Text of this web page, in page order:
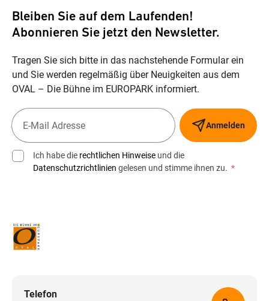
Bleiben Sie auf dem Laufenden!
Abonnieren Sie jetzt den Newsletter.
Tragen Sie sich bitte in das nachstehende Formular ein
und Sie werden regelmäßig über Neuigkeiten aus dem
OVAL – Die Bühne im EUROPARK informiert.
Anmelden
Ich habe die rechtlichen Hinweise und die
Datenschutzrichtlinien gelesen und stimme ihnen zu. *
Telefon